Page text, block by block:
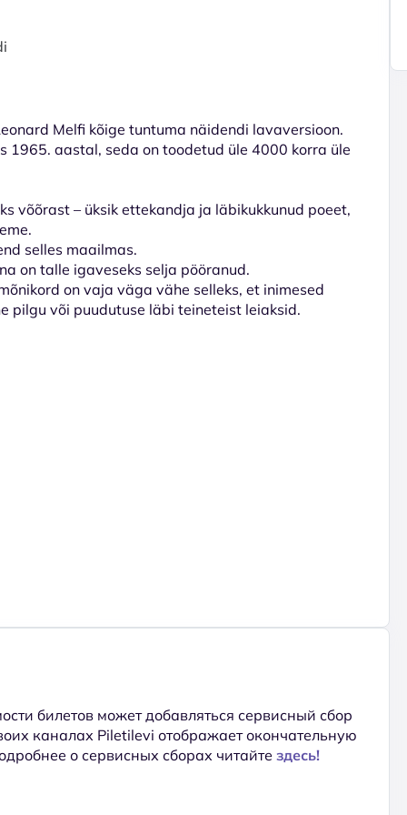
Melfi kõige tuntuma näidendi lavaversioon.
1965. aastal, seda on toodetud üle 4000 korra üle
võõrast – üksik ettekandja ja läbikukkunud poeet,
selles maailmas.
on talle igaveseks selja pööranud.
on vaja väga vähe selleks, et inimesed
pilgu või puudutuse läbi teineteist leiaksid.
билетов может добавляться сервисный сбор
каналах Piletilevi отображает окончательную
о сервисных сборах читайте здесь!